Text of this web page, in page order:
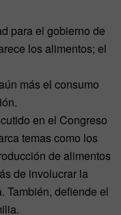
para el gobierno de
los alimentos; el
más el consumo
en el Congreso
temas como los
de alimentos
de involucrar la
También, defiende el